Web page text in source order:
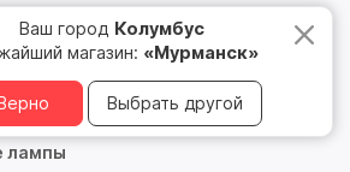
Мурманск
Ваш город Колумбус
магазин: «Мурманск»
Выбрать другой
8 800 500 05 15
лампы